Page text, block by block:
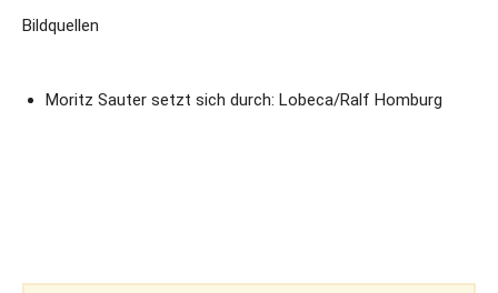
Bildquellen
Moritz Sauter setzt sich durch: Lobeca/Ralf Homburg